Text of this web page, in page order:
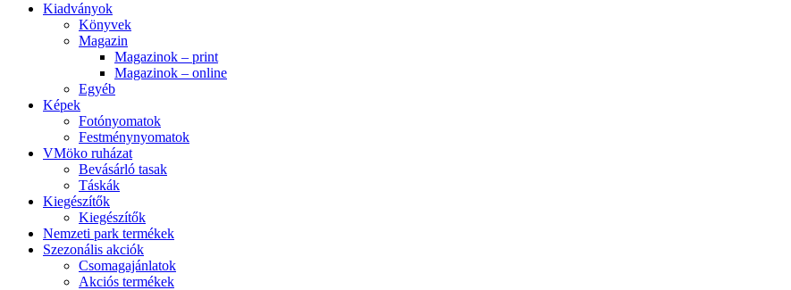
Kiadványok
Könyvek
Magazin
Magazinok – print
Magazinok – online
Egyéb
Képek
Fotónyomatok
Festménynyomatok
VMöko ruházat
Bevásárló tasak
Táskák
Kiegészítők
Kiegészítők
Nemzeti park termékek
Szezonális akciók
Csomagajánlatok
Akciós termékek